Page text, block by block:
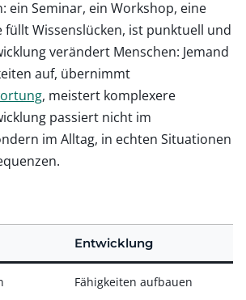
ein Seminar, ein Workshop, eine
füllt Wissenslücken, ist punktuell und
verändert Menschen: Jemand
auf, übernimmt
, meistert komplexere
passiert nicht im
im Alltag, in echten Situationen
Entwicklung
Fähigkeiten aufbauen